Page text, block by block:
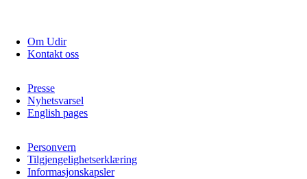
Om Udir
Kontakt oss
Presse
Nyhetsvarsel
English pages
Personvern
Tilgjengelighetserklæring
Informasjonskapsler